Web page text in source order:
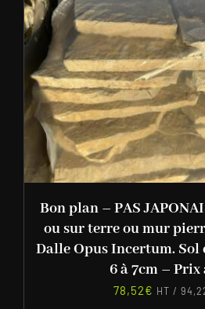
Bon plan – PAS
ou sur terre ou mur
Dalle Opus Incertum. Sol
6 à 7cm – Prix
78,52€ HT /